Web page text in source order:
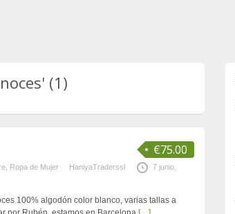
(1)
€75.00
Ropa de Mujer HaniyaTraderssl
7 junio,
100% algodón color blanco, varias tallas a